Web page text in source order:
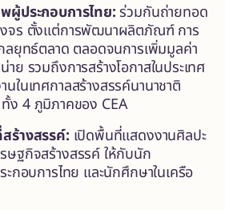
ผู้ประกอบการไทย:ร่วมกันถ่ายทอด
จร ตั้งแต่การพัฒนาผลิตภัณฑ์ การ
ลยุทธ์ตลาด ตลอดจนการเพิ่มมูลค่า
ย รวมถึงการสร้างโอกาสในประเทศ
ในเทศกาลสร้างสรรค์นานาชาติ
ง 4 ภูมิภาคของ CEA
ร้างสรรค์: เปิดพื้นที่แสดงงานศิลปะ
ษฐกิจสร้างสรรค์ ให้กับนัก
กอบการไทย และนักศึกษาในเครือ